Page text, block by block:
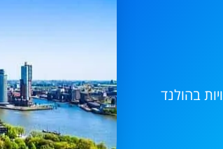
בהולנד